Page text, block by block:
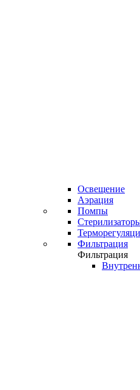
Освещение
Аэрация
Помпы
Фильтрация
Фильтрация